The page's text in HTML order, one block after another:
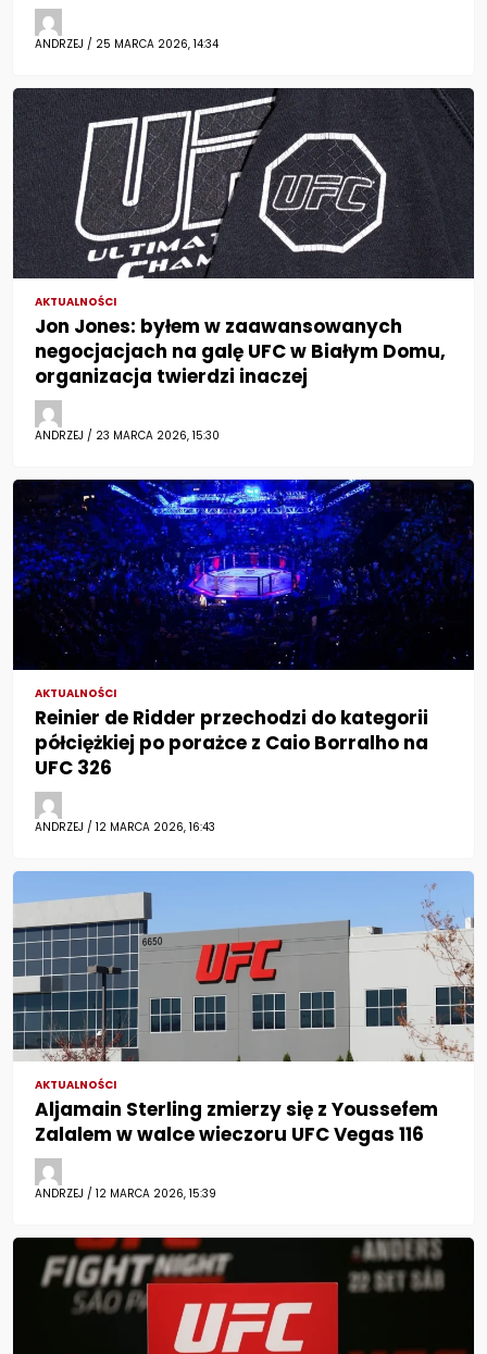
ANDRZEJ / 25 MARCA 2026, 14:34
AKTUALNOŚCI
Jon Jones: byłem w zaawansowanych
negocjacjach na galę UFC w Białym Domu,
organizacja twierdzi inaczej
ANDRZEJ / 23 MARCA 2026, 15:30
AKTUALNOŚCI
Reinier de Ridder przechodzi do kategorii
półciężkiej po porażce z Caio Borralho na
UFC 326
ANDRZEJ / 12 MARCA 2026, 16:43
AKTUALNOŚCI
Aljamain Sterling zmierzy się z Youssefem
Zalalem w walce wieczoru UFC Vegas 116
ANDRZEJ / 12 MARCA 2026, 15:39